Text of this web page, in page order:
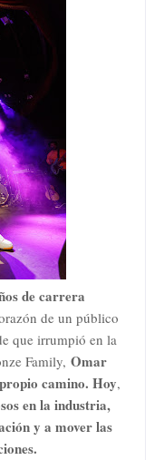
de carrera
de un público
que irrumpió en la
Family, Omar
camino. Hoy,
en la industria,
y a mover las